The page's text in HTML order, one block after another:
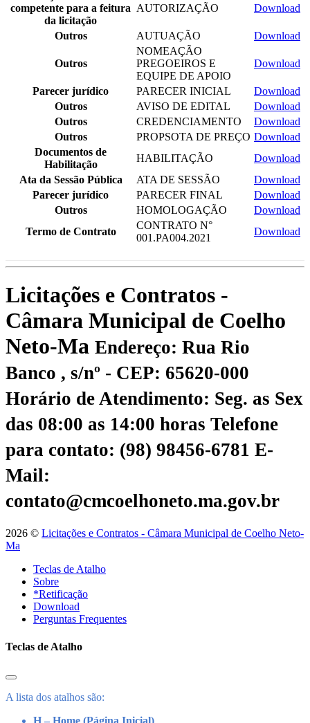
competente para a feitura
da licitação
AUTORIZAÇÃO Download
Outros AUTUAÇÃO Download
Outros
NOMEAÇÃO
PREGOEIROS E
EQUIPE DE APOIO
Download
Parecer jurídico PARECER INICIAL
Download
Outros
AVISO DE EDITAL
Download
Outros
CREDENCIAMENTO
Download
Outros
PROPSOTA DE PREÇO Download
Documentos de
Habilitação
HABILITAÇÃO
Download
Ata da Sessão Pública
ATA DE SESSÃO
Download
Parecer jurídico
PARECER FINAL
Download
Outros
HOMOLOGAÇÃO
Download
Termo de Contrato
CONTRATO N°
001.PA004.2021
Download
Licitações e Contratos -
Câmara Municipal de Coelho
Neto-Ma Endereço: Rua Rio
Banco , s/nº - CEP: 65620-000
Horário de Atendimento: Seg. as Sex
das 08:00 as 14:00 horas Telefone
para contato: (98) 98456-6781 E-
Mail:
contato@cmcoelhoneto.ma.gov.br
2026 © Licitações e Contratos - Câmara Municipal de Coelho Neto-
Ma
Teclas de Atalho
Sobre
*Retificação
Download
Perguntas Frequentes
Teclas de Atalho
A lista dos atalhos são:
H – Home (Página Inicial)